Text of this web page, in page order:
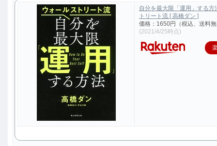
自分を最大限「運用」する方
トリート流 [ 高橋ダン ]
価格：1650円（税込、送料
(2021/4/25時点)